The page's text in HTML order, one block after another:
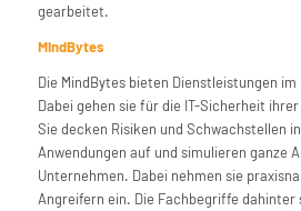
gearbeitet.
MindBytes
Die MindBytes bieten Dienstleistungen
Dabei gehen sie für die IT-Sicherheit
Sie decken Risiken und Schwachstellen
Anwendungen auf und simulieren ganze
Unternehmen. Dabei nehmen sie
Angreifern ein. Die Fachbegriffe dahinter